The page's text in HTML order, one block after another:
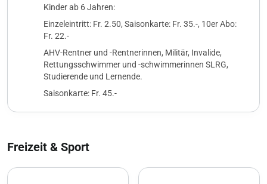
Kinder ab 6 Jahren:
Einzeleintritt: Fr. 2.50, Saisonkarte: Fr. 35.-, 10er Abo:
Fr. 22.-
AHV-Rentner und -Rentnerinnen, Militär, Invalide,
Rettungsschwimmer und -schwimmerinnen SLRG,
Studierende und Lernende.
Saisonkarte: Fr. 45.-
Freizeit & Sport